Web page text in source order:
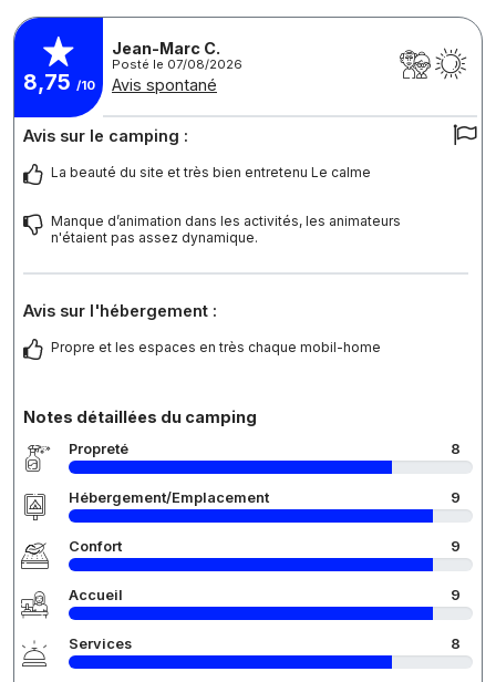
8,75 /10
Jean-Marc C.
Posté le 07/08/2026
Avis spontané
Avis sur le camping :
La beauté du site et très bien entretenu Le calme
Manque d’animation dans les activités, les animateurs
n'étaient pas assez dynamique.
Avis sur l'hébergement :
Propre et les espaces en très chaque mobil-home
Notes détaillées du camping
Propreté 8
Hébergement/Emplacement 9
Confort 9
Accueil 9
Services 8